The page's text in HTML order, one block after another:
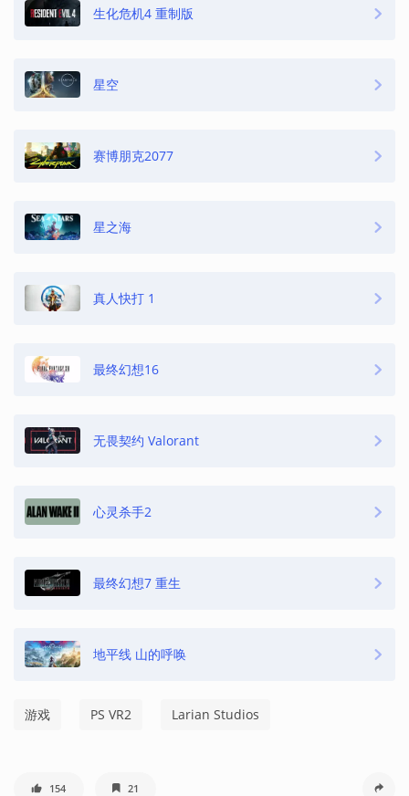
生化危机4 重制版
星空
赛博朋克2077
星之海
真人快打 1
最终幻想16
无畏契约 Valorant
心灵杀手2
最终幻想7 重生
地平线 山的呼唤
游戏 PS VR2 Larian Studios
154 21